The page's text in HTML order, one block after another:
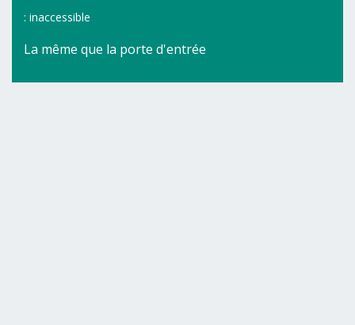
: inaccessible
La même que la porte d'entrée